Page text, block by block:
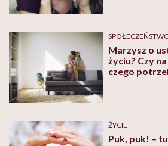
Marzysz o
życiu? Czy
czego
ŻYCIE
Puk, puk! –